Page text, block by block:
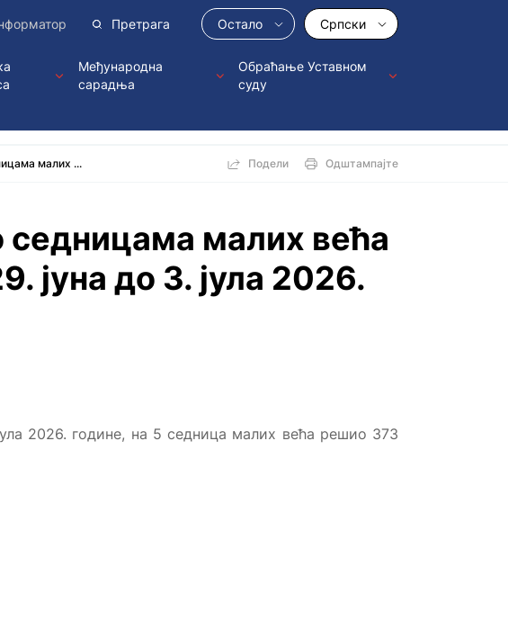
Остало Српски
Међународна
сарадња
Обраћање Уставном
суду
малих ... Подели Одштампајте
малих већа
јуна до 3. јула 2026.
2026. године, на 5 седница малих већа решио 373